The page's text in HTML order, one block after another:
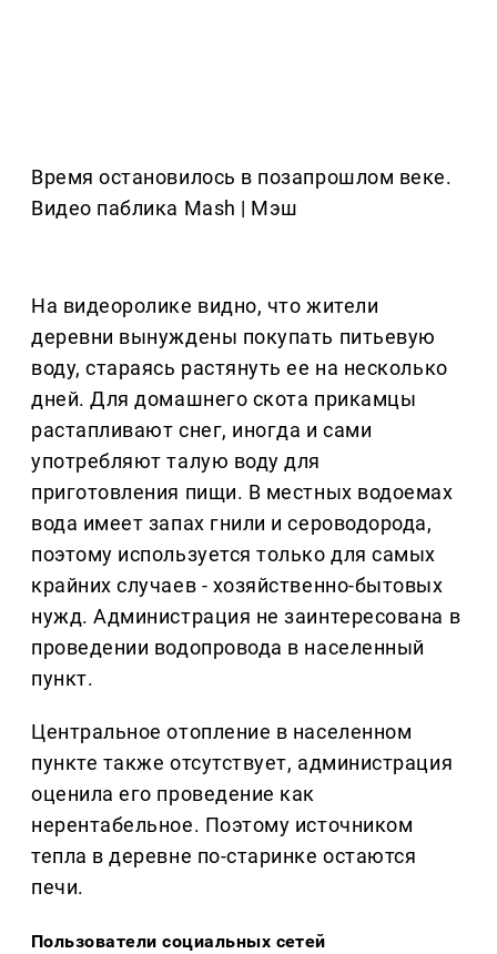
Время остановилось в позапрошлом веке.
Видео паблика Mash | Мэш
На видеоролике видно, что жители
деревни вынуждены покупать питьевую
воду, стараясь растянуть ее на несколько
дней. Для домашнего скота прикамцы
растапливают снег, иногда и сами
употребляют талую воду для
приготовления пищи. В местных водоемах
вода имеет запах гнили и сероводорода,
поэтому используется только для самых
крайних случаев - хозяйственно-бытовых
нужд. Администрация не заинтересована в
проведении водопровода в населенный
пункт.
Центральное отопление в населенном
пункте также отсутствует, администрация
оценила его проведение как
нерентабельное. Поэтому источником
тепла в деревне по-старинке остаются
печи.
Пользователи социальных сетей